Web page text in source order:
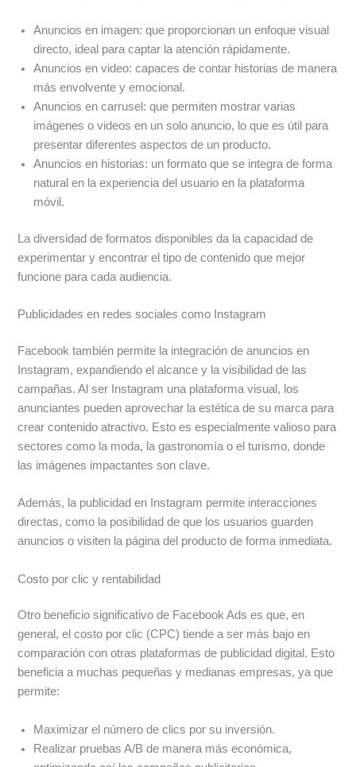
Anuncios en imagen: que proporcionan un enfoque visual
directo, ideal para captar la atención rápidamente.
Anuncios en video: capaces de contar historias de manera
más envolvente y emocional.
Anuncios en carrusel: que permiten mostrar varias
imágenes o videos en un solo anuncio, lo que es útil para
presentar diferentes aspectos de un producto.
Anuncios en historias: un formato que se integra de forma
natural en la experiencia del usuario en la plataforma
móvil.
La diversidad de formatos disponibles da la capacidad de
experimentar y encontrar el tipo de contenido que mejor
funcione para cada audiencia.
Publicidades en redes sociales como Instagram
Facebook también permite la integración de anuncios en
Instagram, expandiendo el alcance y la visibilidad de las
campañas. Al ser Instagram una plataforma visual, los
anunciantes pueden aprovechar la estética de su marca para
crear contenido atractivo. Esto es especialmente valioso para
sectores como la moda, la gastronomía o el turismo, donde
las imágenes impactantes son clave.
Además, la publicidad en Instagram permite interacciones
directas, como la posibilidad de que los usuarios guarden
anuncios o visiten la página del producto de forma inmediata.
Costo por clic y rentabilidad
Otro beneficio significativo de Facebook Ads es que, en
general, el costo por clic (CPC) tiende a ser más bajo en
comparación con otras plataformas de publicidad digital. Esto
beneficia a muchas pequeñas y medianas empresas, ya que
permite:
Maximizar el número de clics por su inversión.
Realizar pruebas A/B de manera más económica,